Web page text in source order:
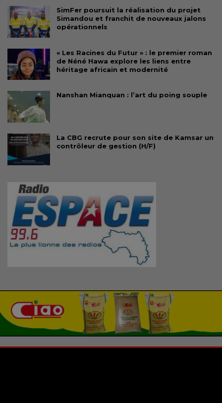
SimFer poursuit la réalisation du projet
Simandou et franchit de nouveaux jalons
opérationnels
« Les Racines du Futur » : le premier roman
de Néné Hawa explore les liens entre
héritage africain et modernité
Nanshan Mianquan : l’art du poing souple
La CBG recrute pour son site de Kamsar un
contrôleur de gestion (H/F)